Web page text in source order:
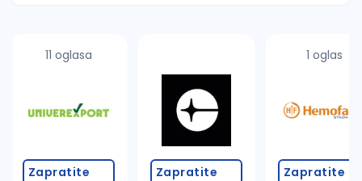
proverite pravopisne greške (koristite č, ć, š, đ,
povećajte radijus za odabrani grad
promenite odabrane filtere pretrage
11 oglasa
Zapratite Zapratite
1 oglas
Zapratite